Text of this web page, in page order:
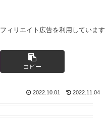
ィリエイト広告を利用しています
コピー
2022.10.01 2022.11.04